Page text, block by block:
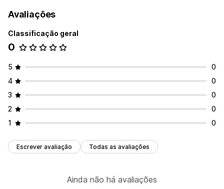
Avaliações
Classificação geral
0
5
0
4
0
3
0
2
0
1
0
Escrever avaliação Todas as avaliações
Ainda não há avaliações